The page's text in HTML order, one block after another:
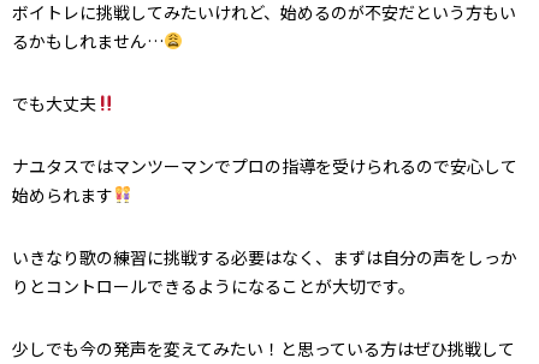
ボイトレに挑戦してみたいけれど、始めるのが不安だという方もい
るかもしれません…
でも大丈夫
ナユタスではマンツーマンでプロの指導を受けられるので安心して
始められます
いきなり歌の練習に挑戦する必要はなく、まずは自分の声をしっか
りとコントロールできるようになることが大切です。
少しでも今の発声を変えてみたい！と思っている方はぜひ挑戦して